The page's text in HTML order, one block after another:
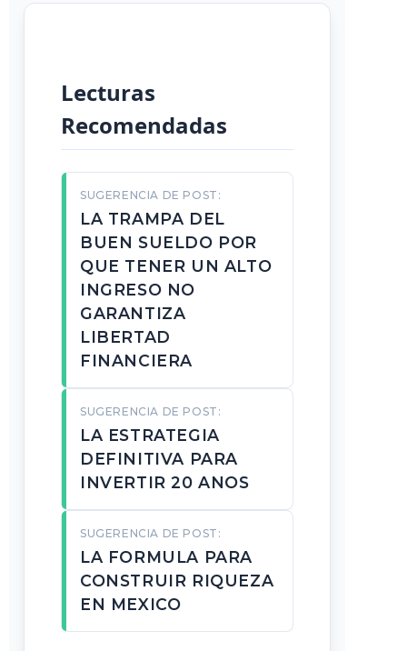
Lecturas
Recomendadas
SUGERENCIA DE POST:
LA TRAMPA DEL
BUEN SUELDO POR
QUE TENER UN ALTO
INGRESO NO
GARANTIZA
LIBERTAD
FINANCIERA
SUGERENCIA DE POST:
LA ESTRATEGIA
DEFINITIVA PARA
INVERTIR 20 ANOS
SUGERENCIA DE POST:
LA FORMULA PARA
CONSTRUIR RIQUEZA
EN MEXICO